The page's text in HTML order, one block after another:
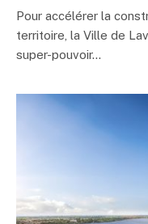
Pour accélérer la
territoire, la Ville de
super-pouvoir…